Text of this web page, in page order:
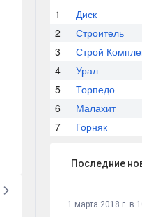
1 Диск
2
Строитель
3
Строй
4
Урал
5
Торпедо
6
Малахит
7
Горняк
Последние
1 марта 2018 г. в